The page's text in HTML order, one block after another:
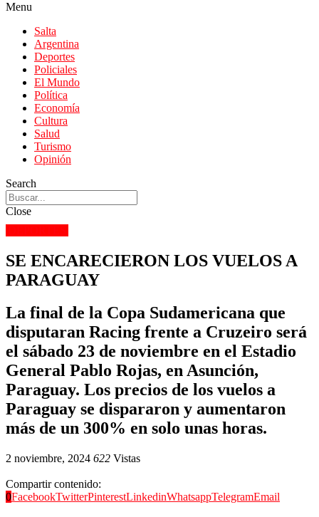
Menu
Salta
Argentina
Deportes
Policiales
El Mundo
Política
Economía
Cultura
Salud
Turismo
Opinión
Search
Close
SE ENCARECIERON LOS VUELOS A
PARAGUAY
La final de la Copa Sudamericana que
disputaran Racing frente a Cruzeiro será
el sábado 23 de noviembre en el Estadio
General Pablo Rojas, en Asunción,
Paraguay. Los precios de los vuelos a
Paraguay se dispararon y aumentaron
más de un 300% en solo unas horas.
2 noviembre, 2024 622 Vistas
Compartir contenido:
0FacebookTwitterPinterestLinkedinWhatsappTelegramEmail